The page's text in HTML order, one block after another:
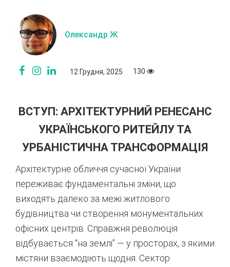
Олександр Ж
12 Грудня, 2025 130
ВСТУП: АРХІТЕКТУРНИЙ РЕНЕСАНС
УКРАЇНСЬКОГО РИТЕЙЛУ ТА
УРБАНІСТИЧНА ТРАНСФОРМАЦІЯ
Архітектурне обличчя сучасної України
переживає фундаментальні зміни, що
виходять далеко за межі житлового
будівництва чи створення монументальних
офісних центрів. Справжня революція
відбувається “на землі” — у просторах, з якими
містяни взаємодіють щодня. Сектор